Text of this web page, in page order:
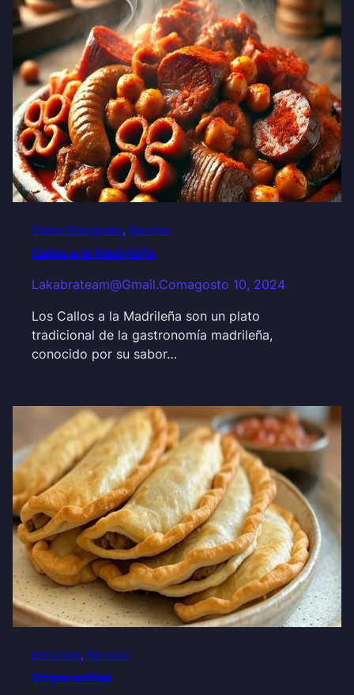
Platos Principales, Recetas
Callos a la Madrileña
Lakabrateam@gmail.comagosto 10, 2024
Los Callos a la Madrileña son un plato
tradicional de la gastronomía madrileña,
conocido por su sabor…
Entrantes, Recetas
Empanadillas